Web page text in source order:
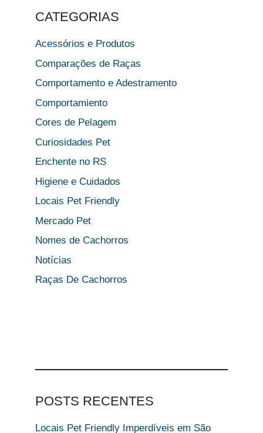
CATEGORIAS
Acessórios e Produtos
Comparações de Raças
Comportamento e Adestramento
Comportamiento
Cores de Pelagem
Curiosidades Pet
Enchente no RS
Higiene e Cuidados
Locais Pet Friendly
Mercado Pet
Nomes de Cachorros
Notícias
Raças De Cachorros
POSTS RECENTES
Locais Pet Friendly Imperdíveis em São